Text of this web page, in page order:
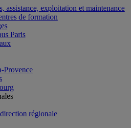
assistance, exploitation et maintenance
de formation
Paris
Provence
régionale